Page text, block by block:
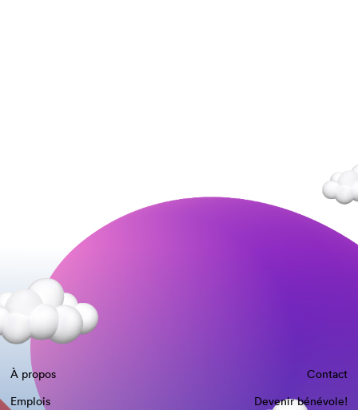
À propos
Contact
Emplois
Devenir bénévole!